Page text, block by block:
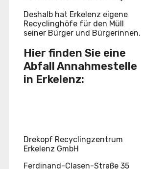
Deshalb hat Erkelenz eigene
Recyclinghöfe für den Müll
seiner Bürger und Bürgerinnen.
Hier finden Sie eine
Abfall Annahmestelle
in Erkelenz:
Drekopf Recyclingzentrum
Erkelenz GmbH
Ferdinand-Clasen-Straße 35